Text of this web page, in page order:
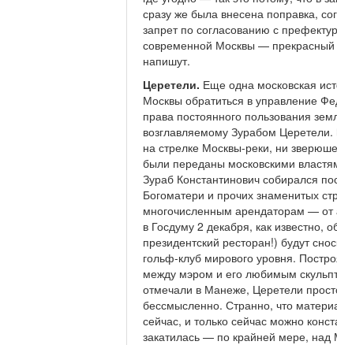
сразу же была внесена поправка,
запрет по согласованию с
современной Москвы —
напишут.
Церетели. Еще одна московская
Москвы обратиться в управление
права постоянного пользования
возглавляемому Зурабом
на стрелке Москвы-реки, ни
были переданы московскими
Зураб Константинович собирался
Богоматери и прочих знаменитых
многочисленным арендаторам — от
в Госдуму 2 декабря, как
президентский ресторан!) будут
гольф-клуб мирового уровня.
между мэром и его любимым
отмечали в Манеже, Церетели
бессмысленно. Странно, что
сейчас, и только сейчас можно
закатилась — по крайней мере, над